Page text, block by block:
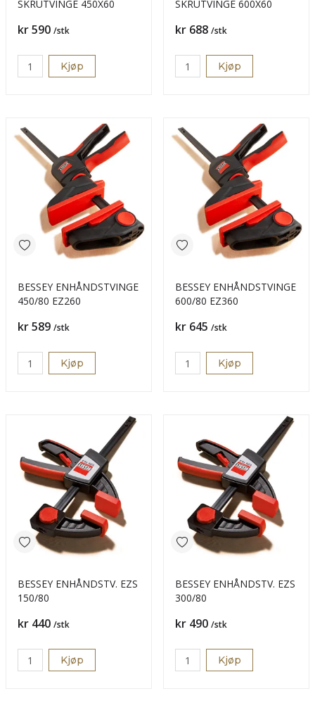
SKRUTVINGE 450X60
Pris
kr 590 /stk
Kjøp
SKRUTVINGE 600X60
Pris
kr 688 /stk
Kjøp
BESSEY ENHÅNDSTVINGE
450/80 EZ260
Pris
kr 589 /stk
Kjøp
BESSEY ENHÅNDSTVINGE
600/80 EZ360
Pris
kr 645 /stk
Kjøp
BESSEY ENHÅNDSTV. EZS
150/80
Pris
kr 440 /stk
Kjøp
BESSEY ENHÅNDSTV. EZS
300/80
Pris
kr 490 /stk
Kjøp